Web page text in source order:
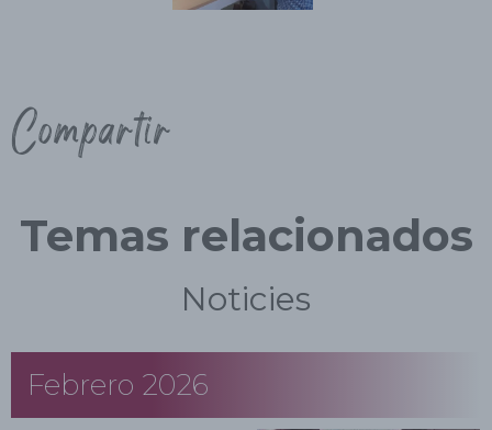
Compartir
Temas relacionados
Noticies
Febrero 2026